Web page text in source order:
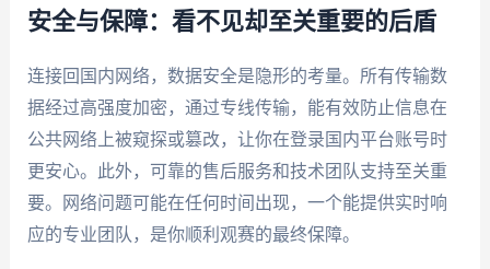
安全与保障：看不见却至关重要的后盾
连接回国内网络，数据安全是隐形的考量。所有传输数
据经过高强度加密，通过专线传输，能有效防止信息在
公共网络上被窥探或篡改，让你在登录国内平台账号时
更安心。此外，可靠的售后服务和技术团队支持至关重
要。网络问题可能在任何时间出现，一个能提供实时响
应的专业团队，是你顺利观赛的最终保障。